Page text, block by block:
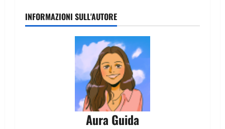
INFORMAZIONI SULL'AUTORE
Aura Guida